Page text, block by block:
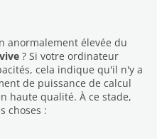
anormalement élevée du
? Si votre ordinateur
cela indique qu'il n'y a
de puissance de calcul
haute qualité. À ce stade,
choses :